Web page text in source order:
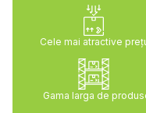
Cele mai atractive
Gama larga de